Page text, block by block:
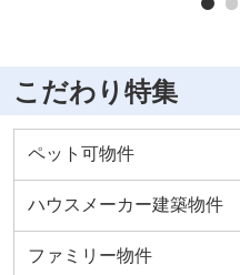
こだわり特集
ペット可物件
ハウスメーカー建築物件
ファミリー物件